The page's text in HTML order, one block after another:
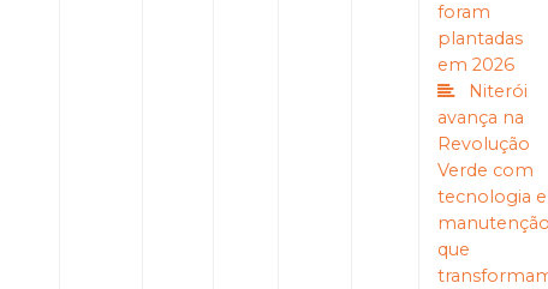
foram
plantadas
em 2026
Niterói
avança na
Revolução
Verde com
tecnologia e
que